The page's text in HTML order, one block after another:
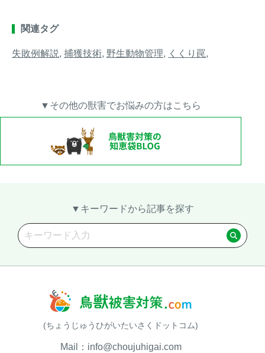
関連タグ
失敗例解説, 捕獲技術, 野生動物管理, くくり罠,
▼その他の獣害でお悩みの方はこちら
▼キーワードから記事を探す
(ちょうじゅうひがいたいさくドットコム)
Mail：info@choujuhigai.com